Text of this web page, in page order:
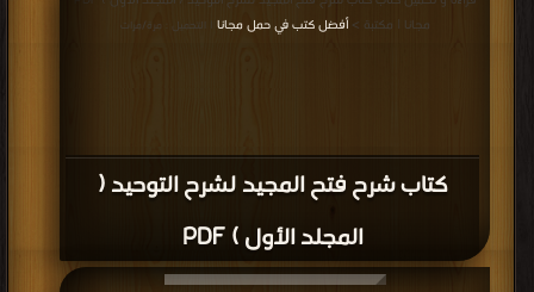
كتاب شرح فتح المجيد لشرح التوحيد (
المجلد الأول ) PDF
مجانا | مكتبة >أفضل كتب في حمل مجانا | التحميل : مرة/مرات